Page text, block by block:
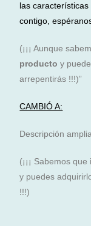
las
contigo,
(¡¡¡ Aunque
producto y
arrepentirás !!!)”
CAMBIÓ A:
Descripción
(¡¡¡ Sabemos que
y puedes
!!!)